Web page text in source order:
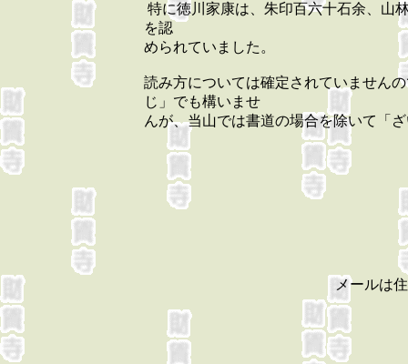
特に徳川家康は、朱印百六十石余、山
を認
められていました。
読み方については確定されていません
じ」でも構いませ
んが、当山では書道の場合を除いて「
メールは